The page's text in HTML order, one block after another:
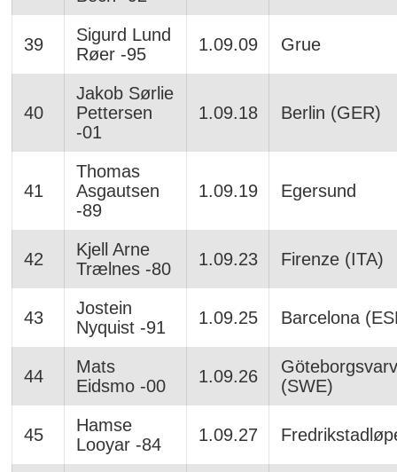
39
Sigurd Lund
Røer -95
1.09.09 Grue
40
Jakob Sørlie
Pettersen
-01
1.09.18 Berlin (GER)
41
Thomas
Asgautsen
-89
1.09.19 Egersund
42
Kjell Arne
Trælnes -80
1.09.23 Firenze (ITA)
43
Jostein
Nyquist -91
1.09.25 Barcelona
44
Mats
Eidsmo -00
1.09.26
(SWE)
45
Hamse
Looyar -84
1.09.27